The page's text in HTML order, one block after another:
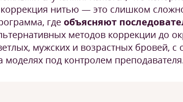
нитью — это слишком
где объясняют
методов коррекции до
мужских и возрастных бровей, с
моделях под контролем